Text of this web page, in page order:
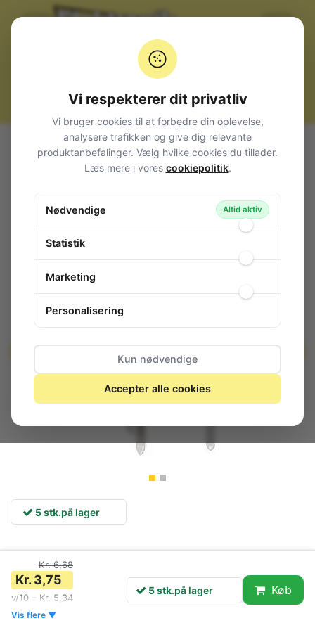
Alle produkter Komponenter
Potentiometer
Trimmere
Kulbane
PT15
Trimmer Side Adjust P5/10 10K
Trimmer Side Adjust P5/10 10K
5 stk.på lager
Kr. 6,68
Kr. 3,75
v/10 – Kr. 5,34
Vis flere ▼
5 stk.på lager Køb
Vi respekterer dit privatliv
Vi bruger cookies til at forbedre din oplevelse,
analysere trafikken og give dig relevante
produktanbefalinger. Vælg hvilke cookies du tillader.
Læs mere i vores cookiepolitik.
Nødvendige Altid aktiv
Statistik
Marketing
Personalisering
Kun nødvendige
Accepter alle cookies